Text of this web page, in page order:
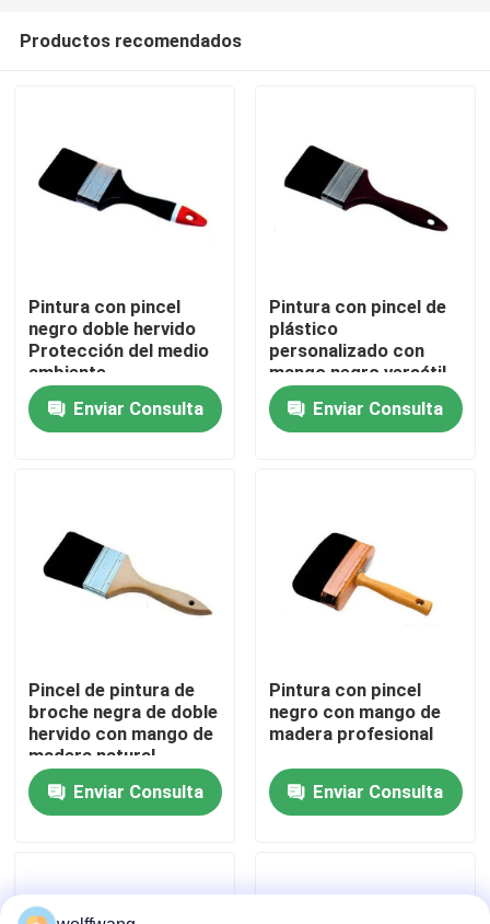
Productos
Sobre nosotros
Control de Calidad
noticias
Todos los casos
Cepillo de filamentos sintéticos
Productos recomendados
Pintura con pincel
negro doble hervido
Protección del medio
ambiente
Enviar Consulta
Pintura con pincel de
plástico
personalizado con
mango negro versátil
Enviar Consulta
Pincel de pintura de
broche negra de doble
hervido con mango de
madera natural
Enviar Consulta
Pintura con pincel
negro con mango de
madera profesional
Enviar Consulta